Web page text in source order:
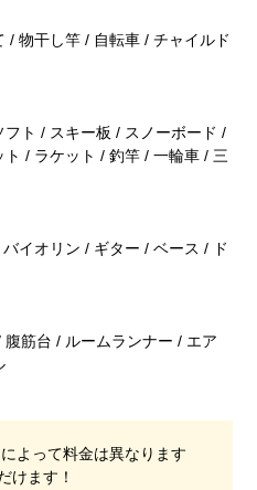
/ 物干し竿 / 自転車 / チャイルド
ト / スキー板 / スノーボード /
/ ラケット / 釣竿 / 一輪車 / 三
イオリン / ギター / ベース / ド
筋台 / ルームランナー / エア
よって料金は異なります
けます！